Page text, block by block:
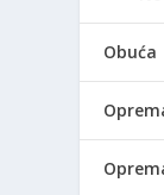
Obuća